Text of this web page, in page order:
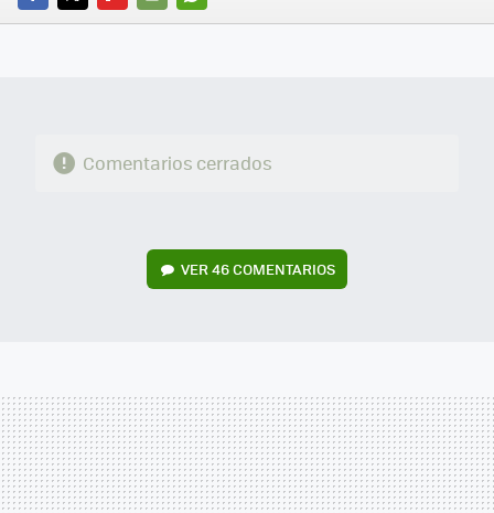
FACEBOOK
TWITTERFLIPBOARD
E-
WHATSAPP
Comentarios cerrados
VER46 COMENTARIOS